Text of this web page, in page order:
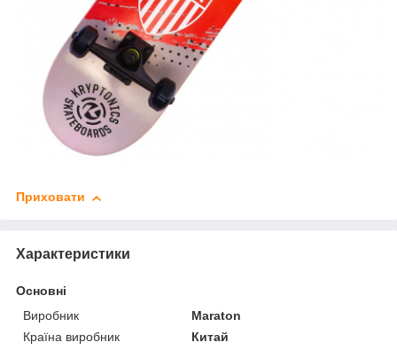
Приховати
Характеристики
Основні
Виробник
Maraton
Країна виробник
Китай